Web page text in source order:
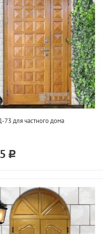
для частного дома